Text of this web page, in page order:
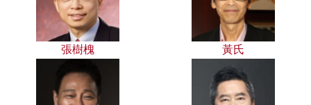
張樹槐 黃氏